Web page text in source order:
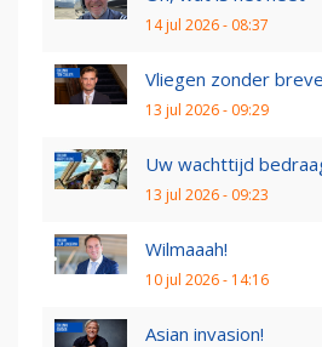
14 jul 2026 - 08:37
Vliegen zonder
13 jul 2026 - 09:29
Uw wachttijd
13 jul 2026 - 09:23
Wilmaaah!
10 jul 2026 - 14:16
Asian invasion!